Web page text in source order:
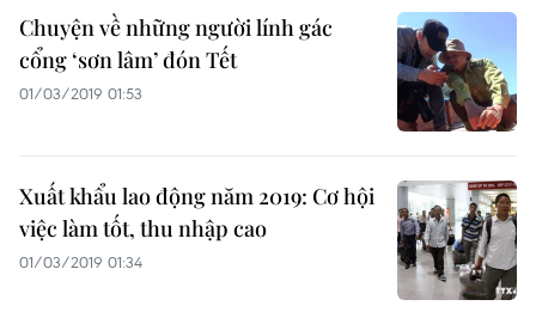
Chuyện về những người lính gác
cổng ‘sơn lâm’ đón Tết
01/03/2019 01:53
Xuất khẩu lao động năm 2019: Cơ hội
việc làm tốt, thu nhập cao
01/03/2019 01:34